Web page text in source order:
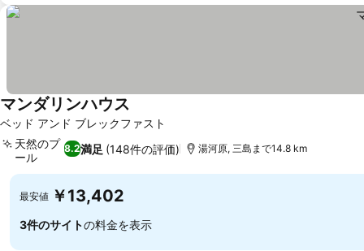
ベッド アンド ブレックファスト
マンダリンハウス
8.2満足 (148件の評価)
天然のプ
ール
湯河原, 三島まで14.8 km
最安値 ￥13,402
3件のサイトの料金を表示